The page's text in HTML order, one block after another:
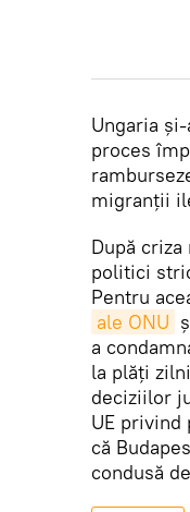
Ungaria
proces
migranții
După
politici
Pentru
ale ONU
a
la plăți
deciziilor
UE
că
condusă